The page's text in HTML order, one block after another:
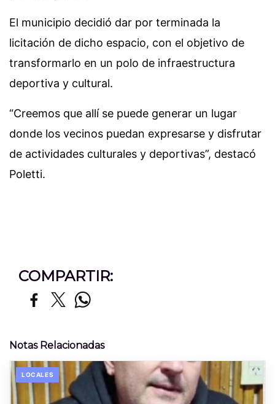
El municipio decidió dar por terminada la
licitación de dicho espacio, con el objetivo de
transformarlo en un polo de infraestructura
deportiva y cultural.
“Creemos que allí se puede generar un lugar
donde los vecinos puedan expresarse y disfrutar
de actividades culturales y deportivas”, destacó
Poletti.
COMPARTIR:
Notas Relacionadas
LOCALES